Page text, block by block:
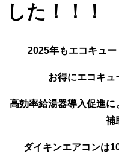
した！！！
2025年もエコキュー
お得にエコキュ
高効率給湯器導入促進
補
ダイキンエアコンは